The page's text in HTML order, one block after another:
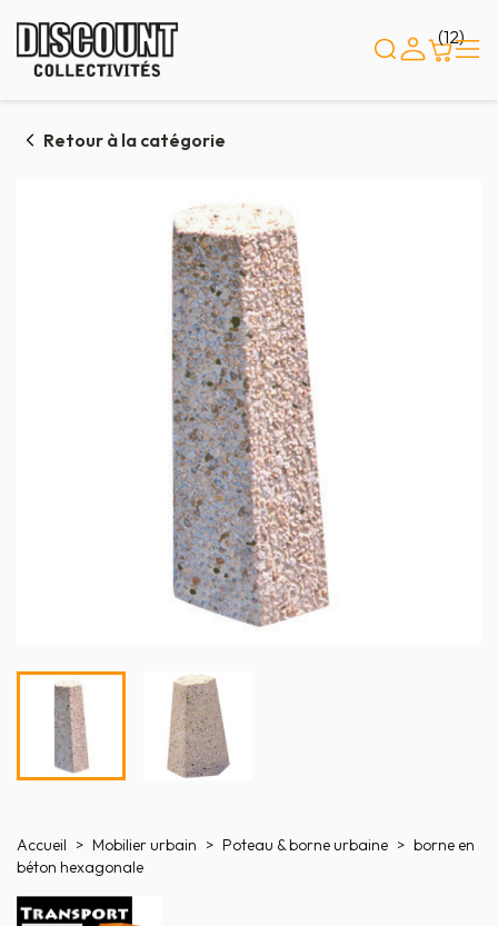
(12)
Retour à la catégorie
Accueil Mobilier urbain Poteau & borne urbaine
borne en
béton hexagonale